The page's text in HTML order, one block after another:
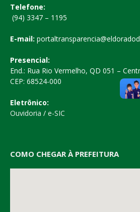
Telefone:
(94) 3347 – 1195
E-mail:
Presencial:
End.: Rua Rio Vermelho, QD 051 –
CEP: 68524-000
Eletrônico:
Ouvidoria / e-SIC
COMO CHEGAR À PREFEITURA